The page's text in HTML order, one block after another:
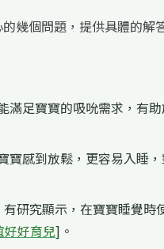
幾個問題，提供具體的解
滿足寶寶的吸吮需求，有
寶感到放鬆，更容易入睡
有研究顯示，在寶寶睡覺
好好育兒]。